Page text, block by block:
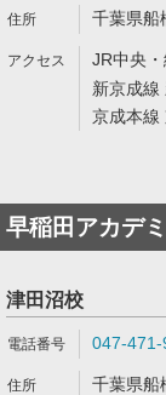
千葉県船
JR中央
新京成線
京成本線
早稲田アカデ
津田沼校
047-471-
千葉県船